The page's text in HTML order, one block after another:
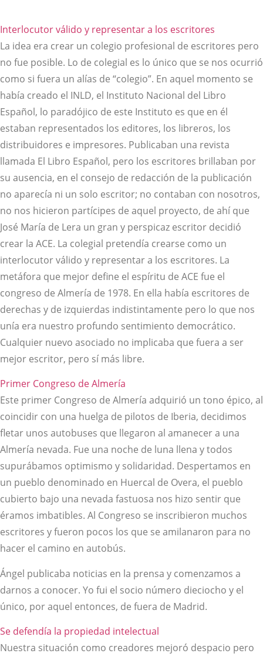
Interlocutor válido y representar a los escritores
La idea era crear un colegio profesional de escritores pero
no fue posible. Lo de colegial es lo único que se nos ocurrió
como si fuera un alías de “colegio”. En aquel momento se
había creado el INLD, el Instituto Nacional del Libro
Español, lo paradójico de este Instituto es que en él
estaban representados los editores, los libreros, los
distribuidores e impresores. Publicaban una revista
llamada El Libro Español, pero los escritores brillaban por
su ausencia, en el consejo de redacción de la publicación
no aparecía ni un solo escritor; no contaban con nosotros,
no nos hicieron partícipes de aquel proyecto, de ahí que
José María de Lera un gran y perspicaz escritor decidió
crear la ACE. La colegial pretendía crearse como un
interlocutor válido y representar a los escritores. La
metáfora que mejor define el espíritu de ACE fue el
congreso de Almería de 1978. En ella había escritores de
derechas y de izquierdas indistintamente pero lo que nos
unía era nuestro profundo sentimiento democrático.
Cualquier nuevo asociado no implicaba que fuera a ser
mejor escritor, pero sí más libre.
Primer Congreso de Almería
Este primer Congreso de Almería adquirió un tono épico, al
coincidir con una huelga de pilotos de Iberia, decidimos
fletar unos autobuses que llegaron al amanecer a una
Almería nevada. Fue una noche de luna llena y todos
supurábamos optimismo y solidaridad. Despertamos en
un pueblo denominado en Huercal de Overa, el pueblo
cubierto bajo una nevada fastuosa nos hizo sentir que
éramos imbatibles. Al Congreso se inscribieron muchos
escritores y fueron pocos los que se amilanaron para no
hacer el camino en autobús.
Ángel publicaba noticias en la prensa y comenzamos a
darnos a conocer. Yo fui el socio número dieciocho y el
único, por aquel entonces, de fuera de Madrid.
Se defendía la propiedad intelectual
Nuestra situación como creadores mejoró despacio pero